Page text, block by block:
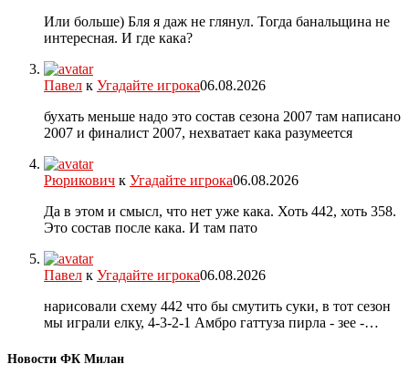
Или больше) Бля я даж не глянул. Тогда банальщина не
интересная. И где кака?
Павел к Угадайте игрока06.08.2026
бухать меньше надо это состав сезона 2007 там написано
2007 и финалист 2007, нехватает кака разумеется
Рюрикович к Угадайте игрока06.08.2026
Да в этом и смысл, что нет уже кака. Хоть 442, хоть 358.
Это состав после кака. И там пато
Павел к Угадайте игрока06.08.2026
нарисовали схему 442 что бы смутить суки, в тот сезон
мы играли елку, 4-3-2-1 Амбро гаттуза пирла - зее -…
Новости ФК Милан